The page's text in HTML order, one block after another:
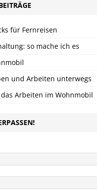
für Fernreisen
so mache ich es
und Arbeiten unterwegs
Arbeiten im Wohnmobil